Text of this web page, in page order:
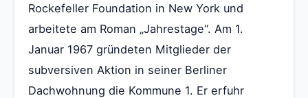
Rockefeller Foundation in New York und
arbeitete am Roman „Jahrestage“. Am 1.
Januar 1967 gründeten Mitglieder der
subversiven Aktion in seiner Berliner
Dachwohnung die Kommune 1. Er erfuhr